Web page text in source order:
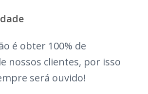
é obter 100% de
nossos clientes, por isso
será ouvido!